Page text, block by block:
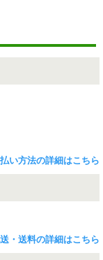
い方法の詳細はこちら
・送料の詳細はこちら